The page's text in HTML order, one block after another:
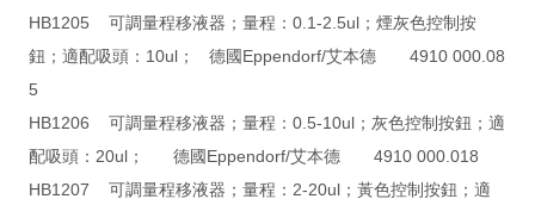
HB1205 可調量程移液器；量程：0.1-2.5ul；煙灰色控制按
鈕；適配吸頭：10ul； 德國Eppendorf/艾本德 4910 000.08
5
HB1206 可調量程移液器；量程：0.5-10ul；灰色控制按鈕；適
配吸頭：20ul； 德國Eppendorf/艾本德 4910 000.018
HB1207 可調量程移液器；量程：2-20ul；黃色控制按鈕；適